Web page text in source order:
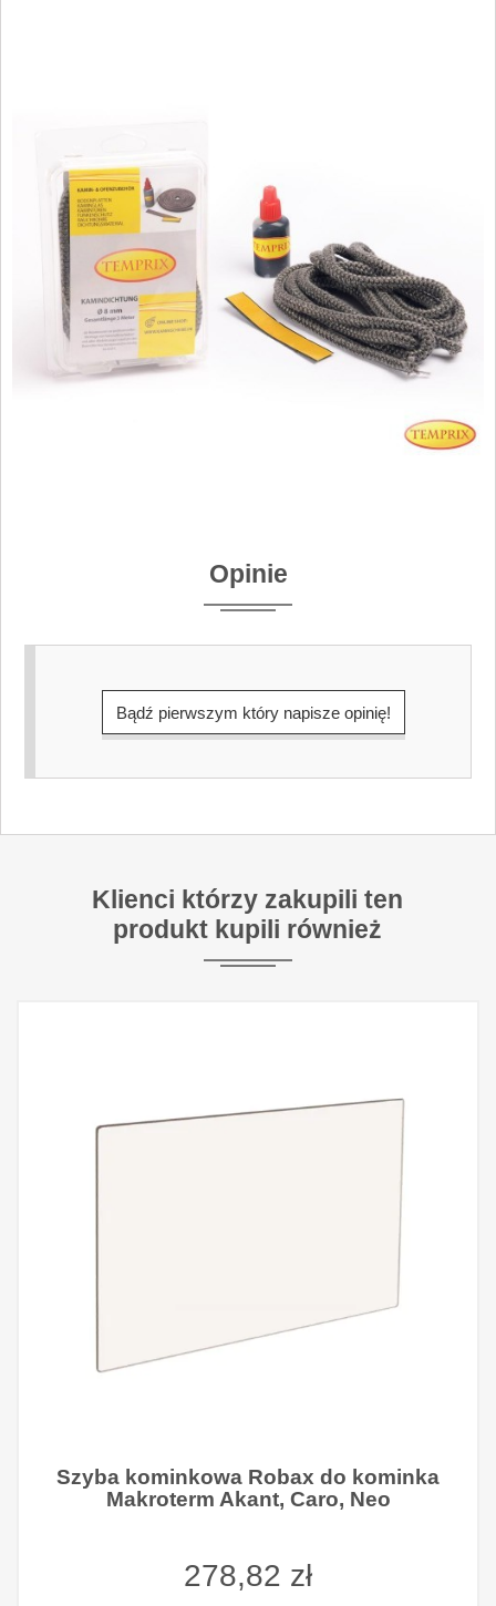
Opinie
Bądź pierwszym który napisze opinię!
Klienci którzy zakupili ten
produkt kupili również
Szyba kominkowa Robax do kominka
Makroterm Akant, Caro, Neo
278,82 zł